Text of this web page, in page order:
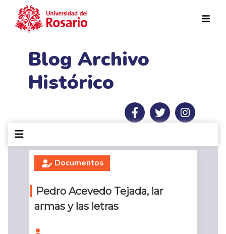
Blog Archivo
Histórico
Documentos
Pedro Acevedo Tejada, lar
armas y las letras